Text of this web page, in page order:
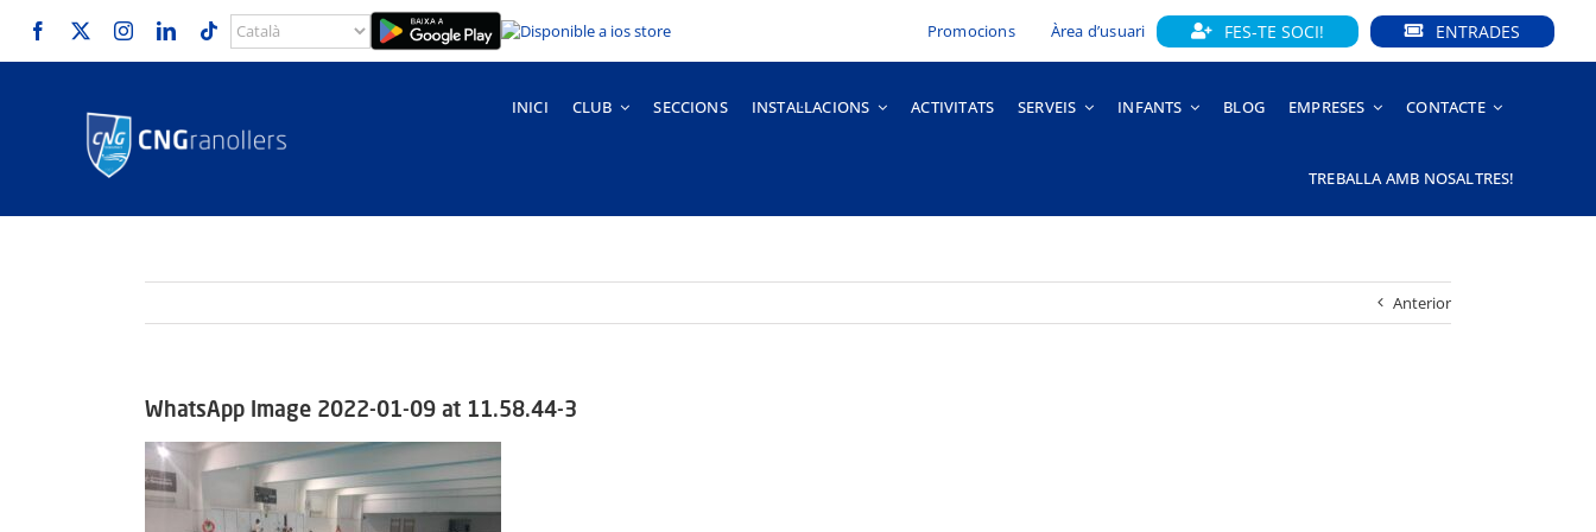
Promocions Àrea d’usuari FES-TE SOCI! ENTRADES
INICI CLUB SECCIONS INSTAL·LACIONS ACTIVITATS SERVEIS INFANTS BLOG EMPRESES CONTACTE
TREBALLA AMB NOSALTRES!
Anterior
WhatsApp Image 2022-01-09 at 11.58.44-3